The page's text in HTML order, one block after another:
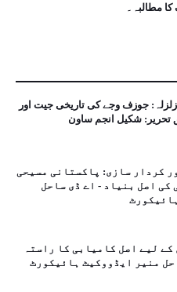
مطالبہ۔
جوزف وجے کی تاریخی جیت اور
تحریر: شکیل انجم ساون
کردار سازی: پاکستانی مسیحی
کی اصل بنیاد - اے ڈی ساحل
لیے اصل کامیابی کا راستہ
منیر ایڈووکیٹ ہائیکورٹ